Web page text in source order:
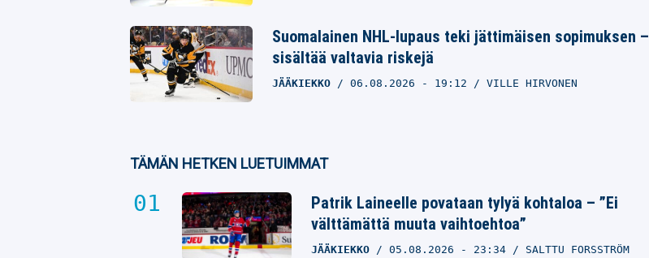
Suomalainen NHL-lupaus teki jättimäisen sopimuksen –
sisältää valtavia riskejä
JÄÄKIEKKO 06.08.2026 - 19:12 VILLE HIRVONEN
TÄMÄN HETKEN LUETUIMMAT
Patrik Laineelle povataan tylyä kohtaloa – ”Ei
välttämättä muuta vaihtoehtoa”
JÄÄKIEKKO 05.08.2026 - 23:34 SALTTU FORSSTRÖM